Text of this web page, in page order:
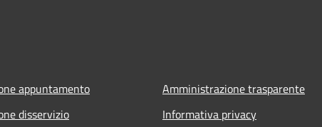
appuntamento
disservizio
Amministrazione trasparente
Informativa privacy